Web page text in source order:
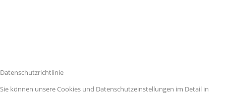
Datenschutzrichtlinie
Sie können unsere Cookies und Datenschutzeinstellungen im Detail in